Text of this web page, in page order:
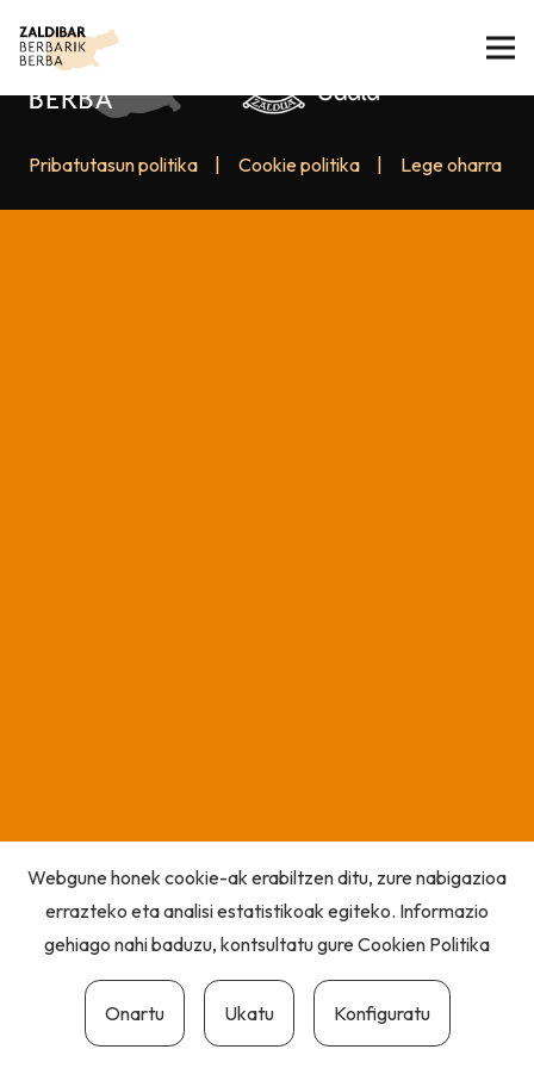
Pribatutasun politika Cookie politika Lege oharra
Webgune honek cookie-ak erabiltzen ditu, zure nabigazioa
errazteko eta analisi estatistikoak egiteko. Informazio
gehiago nahi baduzu, kontsultatu gureCookien Politika
Onartu Ukatu Konfiguratu